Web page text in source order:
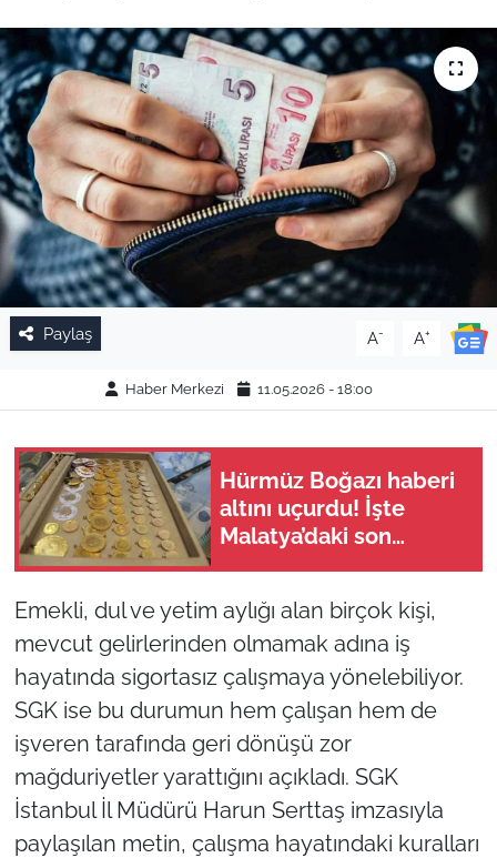
Paylaş A- A+
Haber Merkezi 11.05.2026 - 18:00
Hürmüz Boğazı haberi
altını uçurdu! İşte
Malatya’daki son
Emekli, dul ve yetim aylığı alan birçok kişi,
mevcut gelirlerinden olmamak adına iş
hayatında sigortasız çalışmaya yönelebiliyor.
SGK ise bu durumun hem çalışan hem de
işveren tarafında geri dönüşü zor
mağduriyetler yarattığını açıkladı. SGK
İstanbul İl Müdürü Harun Serttaş imzasıyla
paylaşılan metin, çalışma hayatındaki kuralları